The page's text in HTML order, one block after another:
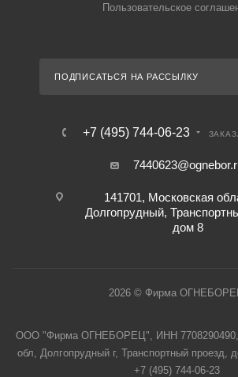
Пользовательское
ПОДПИСАТЬСЯ НА РАССЫЛКУ
+7 (495) 744-06-23
141701, Московская
Долгопрудный,
дом 8
2026 © Фирма
ООО "Фирма ОГНЕБОРЕЦ", ИНН 7708290490,
обл, Долгопрудный г, Транспортный
+7 (495) 744-06-23